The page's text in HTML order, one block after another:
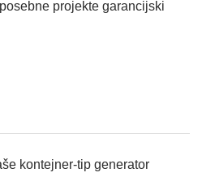
projekte garancijski
kontejner-tip generator